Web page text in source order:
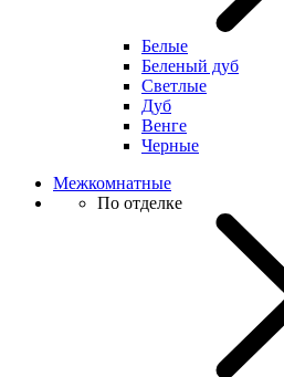
Белые
Беленый дуб
Светлые
Дуб
Венге
Черные
Межкомнатные
По отделке